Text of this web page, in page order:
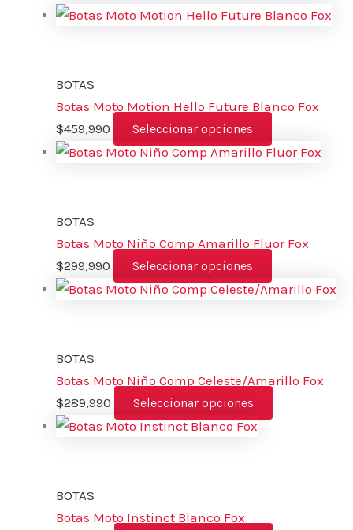
BOTAS
Botas Moto Motion Hello Future Blanco Fox
$459,990 Seleccionar opciones
BOTAS
Botas Moto Niño Comp Amarillo Fluor Fox
$299,990 Seleccionar opciones
BOTAS
Botas Moto Niño Comp Celeste/Amarillo Fox
$289,990 Seleccionar opciones
BOTAS
Botas Moto Instinct Blanco Fox